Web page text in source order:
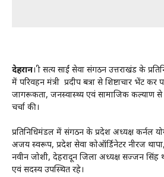
देहरादून। श्री सत्य साईं सेवा संगठन उत्तराखंड के
में परिवहन मंत्री प्रदीप बत्रा से शिष्टाचार भेंट कर
जागरूकता, जनस्वास्थ्य एवं सामाजिक कल्याण से
चर्चा की।
प्रतिनिधिमंडल में संगठन के प्रदेश अध्यक्ष कर्नल
अजय स्वरूप, प्रदेश सेवा कोऑर्डिनेटर नीरज थापा,
नवीन जोशी, देहरादून जिला अध्यक्ष सज्जन सिंह
एवं सदस्य उपस्थित रहे।